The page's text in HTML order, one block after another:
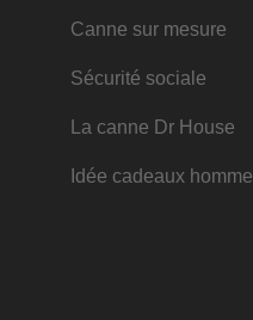
Canne sur mesure
Sécurité sociale
La canne Dr House
Idée cadeaux